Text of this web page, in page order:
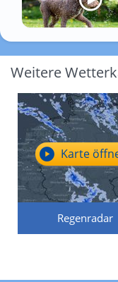
Weitere
Regenradar
Karte